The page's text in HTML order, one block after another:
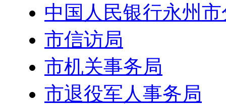
中国人民银行永州
市信访局
市机关事务局
市退役军人事务局